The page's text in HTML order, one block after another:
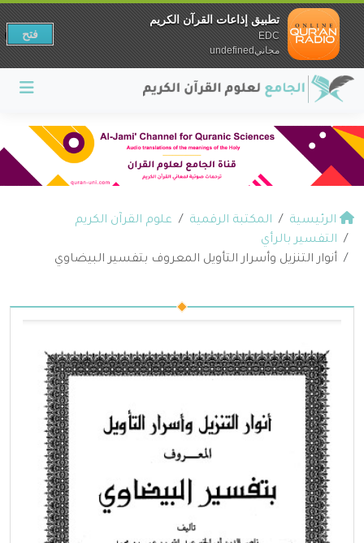
الرئيسية المكتبة الرقمية
علوم القرآن الكريم
التفسير بالرأي
أنوار التنزيل وأسرار التأويل المعروف بتفسير البيضاوي
تطبيق إذاعات القرآن الكريم
EDC
مجانيundefined
فتح